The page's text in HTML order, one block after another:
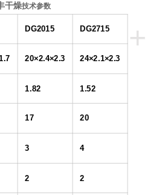
干燥技术参数
+
DG2015 DG2715
20×2.4×2.3 24×2.1×2.3
1.82 1.52
17 20
3 4
2 2